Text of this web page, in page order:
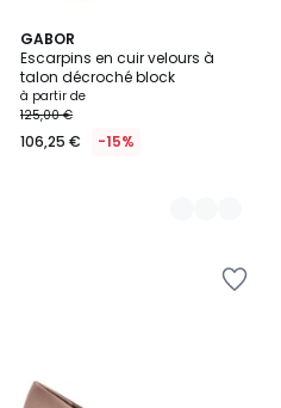
GABOR
Escarpins en cuir velours à
talon décroché block
à partir de
125,00 €
106,25 € -15%
2
Couleurs